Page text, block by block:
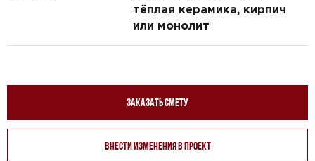
тёплая керамика, кирпич
или монолит
Заказать смету
Внести изменения в проект